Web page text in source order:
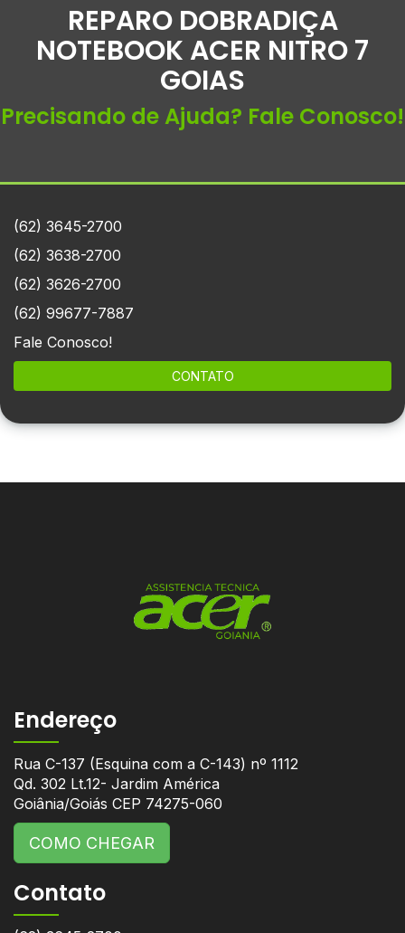
REPARO DOBRADIÇA
NOTEBOOK ACER NITRO 7
GOIAS
Precisando de Ajuda? Fale Conosco!
(62) 3645-2700
(62) 3638-2700
(62) 3626-2700
(62) 99677-7887
Fale Conosco!
CONTATO
Endereço
Rua C-137 (Esquina com a C-143) nº 1112
Qd. 302 Lt.12- Jardim América
Goiânia/Goiás CEP 74275-060
COMO CHEGAR
Contato